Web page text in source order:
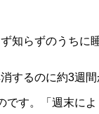
知らずのうちに
するのに約3週
す。「週末に